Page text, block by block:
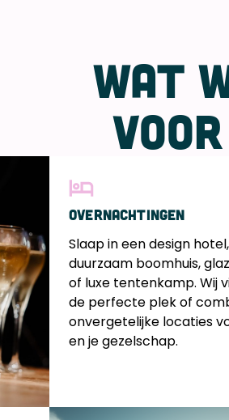
WAT
Overnachtingen
Slaap in een design hotel,
duurzaam boomhuis,
of luxe tentenkamp. Wij
de perfecte plek of
onvergetelijke locaties
en je gezelschap.